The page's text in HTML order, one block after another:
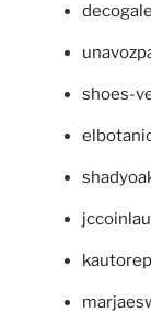
shoes-